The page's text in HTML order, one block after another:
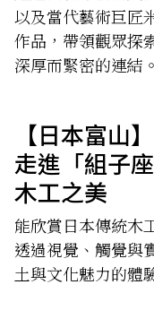
以及當代藝術巨匠
作品，帶領觀眾探
深厚而緊密的連結。
【日本富山
走進「組子
木工之美
能欣賞日本傳統木
透過視覺、觸覺與
土與文化魅力的體